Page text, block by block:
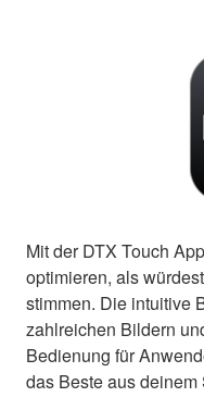
Mit der DTX Touch
optimieren, als
stimmen. Die intuitive
zahlreichen Bildern
Bedienung für
das Beste aus